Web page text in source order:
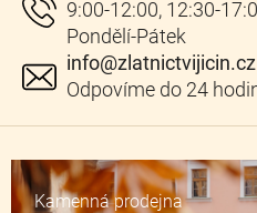
info@zlatnictvijicin.cz
Kamenná prodejna